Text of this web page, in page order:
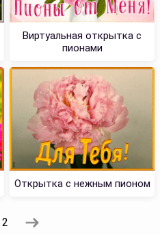
Виртуальная открытка с
пионами
Открытка с нежным пионом
2